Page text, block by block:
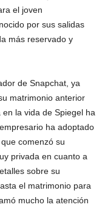
el joven
por sus salidas
más reservado y
de Snapchat, ya
matrimonio anterior
la vida de Spiegel ha
ha adoptado
comenzó su
privada en cuanto a
sobre su
el matrimonio para
mucho la atención